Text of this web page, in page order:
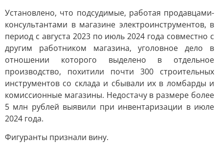
Установлено, что подсудимые, работая продавцами-
консультантами в магазине электроинструментов, в
период с августа 2023 по июль 2024 года совместно с
другим работником магазина, уголовное дело в
отношении которого выделено в отдельное
производство, похитили почти 300 строительных
инструментов со склада и сбывали их в ломбарды и
комиссионные магазины. Недостачу в размере более
5 млн рублей выявили при инвентаризации в июле
2024 года.
Фигуранты признали вину.